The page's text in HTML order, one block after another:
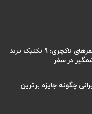
آموزش عکاسی حرفه ای با موبایل در سفرهای لاکچری؛ 9 تکنیک ترند
در سفر
چگونه جایزه برترین